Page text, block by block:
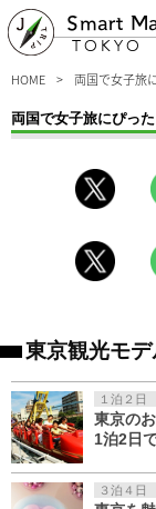
Smart
TOKYO
HOME 両国で女子旅
両国で女子旅にぴっ
ルメや会話で盛り上が
る場所から、両国グル
東京観光モ
１泊２日
東京の
1泊2日
３泊４日